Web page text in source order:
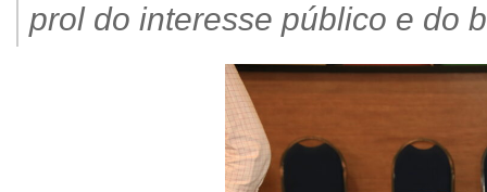
prol do interesse público e do